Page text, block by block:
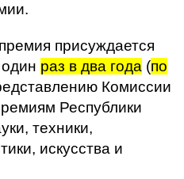
присуждается
раз в два года (по
Комиссии
Республики
техники,
искусства и